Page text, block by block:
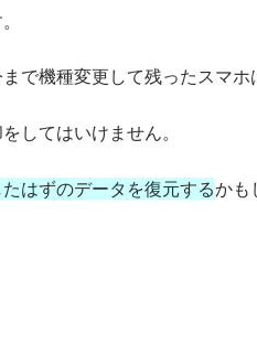
で機種変更して残ったスマホ
してはいけません。
はずのデータを復元するかも